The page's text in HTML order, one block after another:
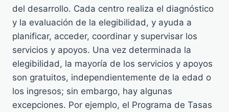
del desarrollo. Cada centro realiza el diagnóstico
y la evaluación de la elegibilidad, y ayuda a
planificar, acceder, coordinar y supervisar los
servicios y apoyos. Una vez determinada la
elegibilidad, la mayoría de los servicios y apoyos
son gratuitos, independientemente de la edad o
los ingresos; sin embargo, hay algunas
excepciones. Por ejemplo, el Programa de Tasas